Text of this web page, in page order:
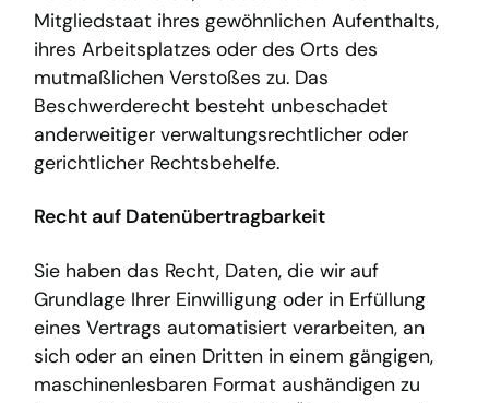
Mitgliedstaat ihres gewöhnlichen Aufenthalts,
ihres Arbeitsplatzes oder des Orts des
mutmaßlichen Verstoßes zu. Das
Beschwerderecht besteht unbeschadet
anderweitiger verwaltungsrechtlicher oder
gerichtlicher Rechtsbehelfe.
Recht auf Daten­übertrag­barkeit
Sie haben das Recht, Daten, die wir auf
Grundlage Ihrer Einwilligung oder in Erfüllung
eines Vertrags automatisiert verarbeiten, an
sich oder an einen Dritten in einem gängigen,
maschinenlesbaren Format aushändigen zu